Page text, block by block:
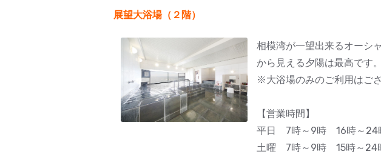
展望大浴場（２階）
相模湾が一望出来るオーシ
から見える夕陽は最高です。
※大浴場のみのご利用はござ
【営業時間】
平日 7時～9時 16時～24
土曜 7時～9時 15時～24